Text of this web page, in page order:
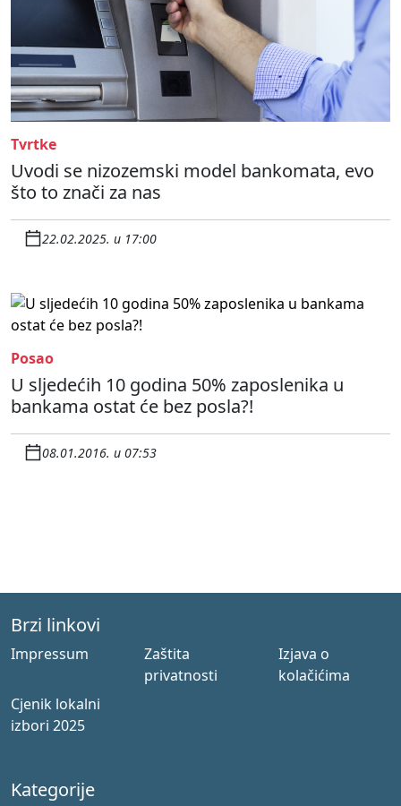
Tvrtke
Uvodi se nizozemski model bankomata, evo
što to znači za nas
22.02.2025. u 17:00
Posao
U sljedećih 10 godina 50% zaposlenika u
bankama ostat će bez posla?!
08.01.2016. u 07:53
Brzi linkovi
Impressum
Zaštita
privatnosti
Izjava o
kolačićima
Cjenik lokalni
izbori 2025
Kategorije